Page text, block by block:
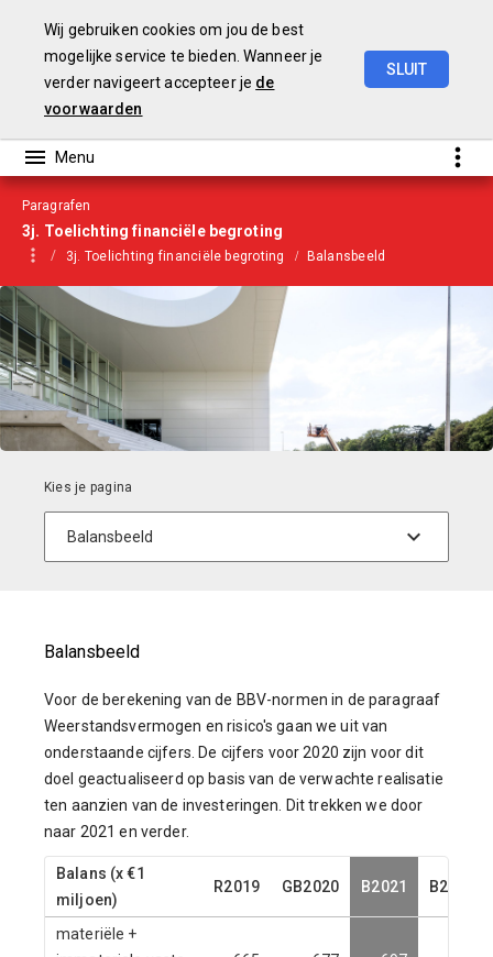
Paragrafen
3j. Toelichting financiële begroting
3j. Toelichting financiële begroting Balansbeeld
Balansbeeld
Voor de berekening van de BBV-normen in de paragraaf
Weerstandsvermogen en risico's gaan we uit van
onderstaande cijfers. De cijfers voor 2020 zijn voor dit
doel geactualiseerd op basis van de verwachte realisatie
ten aanzien van de investeringen. Dit trekken we door
naar 2021 en verder.
Balans (x €1
miljoen)
R2019 GB2020 B2021 B2022
materiële +
Wij gebruiken cookies om jou de best
mogelijke service te bieden. Wanneer je
verder navigeert accepteer je de
voorwaarden
SLUIT